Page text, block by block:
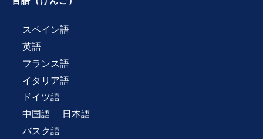
スペイン語
英語
フランス語
イタリア語
ドイツ語
中国語
日本語
バスク語